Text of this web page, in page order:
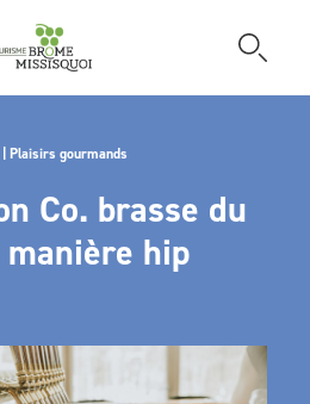
| Plaisirs gourmands
Co. brasse du
manière hip